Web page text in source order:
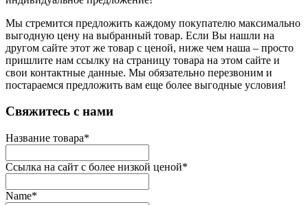
Мы стремится предложить каждому покупателю максимально
выгодную цену на выбранный товар. Если Вы нашли на
другом сайте этот же товар с ценой, ниже чем наша – просто
пришлите нам ссылку на страницу товара на этом сайте и
свои контактные данные. Мы обязательно перезвоним и
постараемся предложить вам еще более выгодные условия!
­Свяжитесь с нами
Название товара*
Ссылка на сайт с более низкой ценой*
Name*